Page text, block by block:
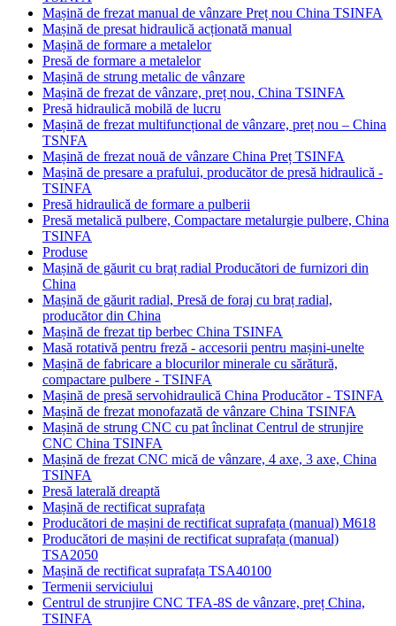
Mașină de frezat manual de vânzare Preț nou China TSINFA
Mașină de presat hidraulică acționată manual
Mașină de formare a metalelor
Presă de formare a metalelor
Mașină de strung metalic de vânzare
Mașină de frezat de vânzare, preț nou, China TSINFA
Presă hidraulică mobilă de lucru
Mașină de frezat multifuncțional de vânzare, preț nou – China
TSNFA
Mașină de frezat nouă de vânzare China Preț TSINFA
Mașină de presare a prafului, producător de presă hidraulică -
TSINFA
Presă hidraulică de formare a pulberii
Presă metalică pulbere, Compactare metalurgie pulbere, China
TSINFA
Produse
Mașină de găurit cu braț radial Producători de furnizori din
China
Mașină de găurit radial, Presă de foraj cu braț radial,
producător din China
Mașină de frezat tip berbec China TSINFA
Masă rotativă pentru freză - accesorii pentru mașini-unelte
Mașină de fabricare a blocurilor minerale cu sărătură,
compactare pulbere - TSINFA
Mașină de presă servohidraulică China Producător - TSINFA
Mașină de frezat monofazată de vânzare China TSINFA
Mașină de strung CNC cu pat înclinat Centrul de strunjire
CNC China TSINFA
Mașină de frezat CNC mică de vânzare, 4 axe, 3 axe, China
TSINFA
Presă laterală dreaptă
Mașină de rectificat suprafața
Producători de mașini de rectificat suprafața (manual) M618
Producători de mașini de rectificat suprafața (manual)
TSA2050
Mașină de rectificat suprafața TSA40100
Termenii serviciului
Centrul de strunjire CNC TFA-8S de vânzare, preț China,
TSINFA